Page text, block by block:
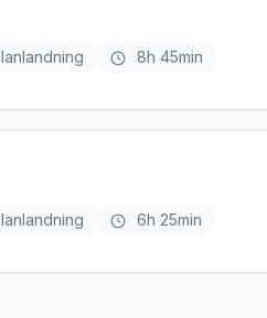
8h 45min
6h 25min